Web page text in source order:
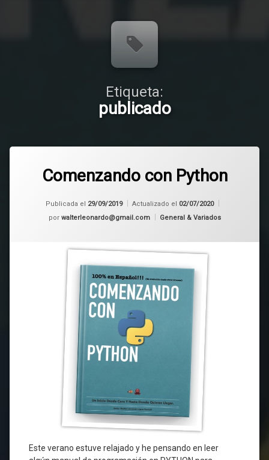
Etiqueta:
publicado
Comenzando con Python
Publicada el 29/09/2019 Actualizado el 02/07/2020
por walterleonardo@gmail.com Categorías:
General & Variados
Este verano estuve relajado y he pensando en leer